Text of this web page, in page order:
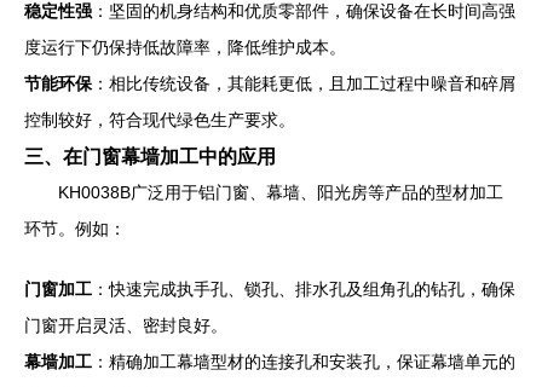
稳定性强 ：坚固的机身结构和优质零部件，确保设备在长时间高强
度运行下仍保持低故障率，降低维护成本。
节能环保 ：相比传统设备，其能耗更低，且加工过程中噪音和碎屑
控制较好，符合现代绿色生产要求。
三、在门窗幕墙加工中的应用
KH0038B广泛用于铝门窗、幕墙、阳光房等产品的型材加工
环节。例如：
门窗加工 ：快速完成执手孔、锁孔、排水孔及组角孔的钻孔，确保
门窗开启灵活、密封良好。
幕墙加工 ：精确加工幕墙型材的连接孔和安装孔，保证幕墙单元的